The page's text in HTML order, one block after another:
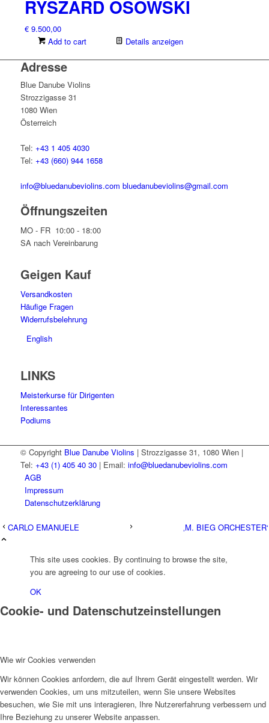
RYSZARD OSOWSKI
€9.500,00
Add to cart
Details anzeigen
Adresse
Blue Danube Violins
Strozzigasse 31
1080 Wien
Österreich
Tel: +43 1 405 4030
Tel: +43 (660) 944 1658
info@bluedanubeviolins.com bluedanubeviolins@gmail.com
Öffnungszeiten
MO - FR 10:00 - 18:00
SA nach Vereinbarung
Geigen Kauf
Versandkosten
Häufige Fragen
Widerrufsbelehrung
English
LINKS
Meisterkurse für Dirigenten
Interessantes
Podiums
© Copyright Blue Danube Violins | Strozzigasse 31, 1080 Wien |
Tel: +43 (1) 405 40 30| Email: info@bluedanubeviolins.com
AGB
Impressum
Datenschutzerklärung
CARLO EMANUELE ‚M. BIEG ORCHESTER‘
This site uses cookies. By continuing to browse the site,
you are agreeing to our use of cookies.
OK
Cookie- und Datenschutzeinstellungen
Wie wir Cookies verwenden
Wir können Cookies anfordern, die auf Ihrem Gerät eingestellt werden. Wir
verwenden Cookies, um uns mitzuteilen, wenn Sie unsere Websites
besuchen, wie Sie mit uns interagieren, Ihre Nutzererfahrung verbessern und
Ihre Beziehung zu unserer Website anpassen.